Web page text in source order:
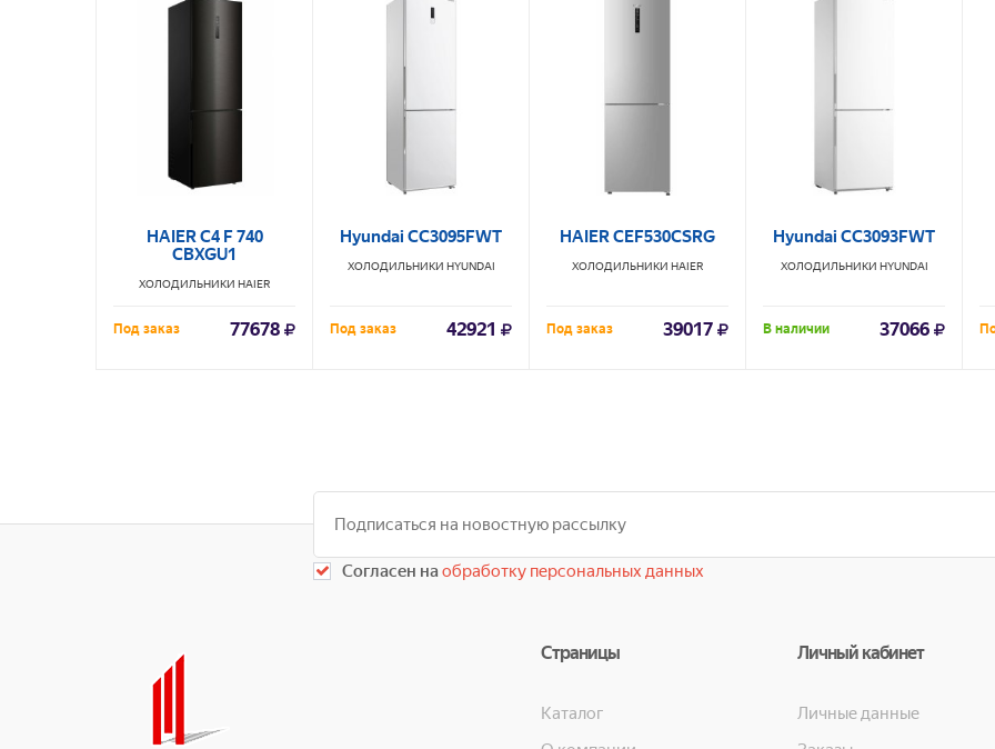
HAIER C4 F 740
CBXGU1
ХОЛОДИЛЬНИКИ HAIER
Под заказ 77678
Hyundai CC3095FWT
ХОЛОДИЛЬНИКИ HYUNDAI
Под заказ 42921
HAIER CEF530CSRG
ХОЛОДИЛЬНИКИ HAIER
Под заказ 39017
Hyundai CC3093FWT
ХОЛОДИЛЬНИКИ HYUNDAI
В наличии 37066
Согласен наобработку персональных данных
Страницы
Каталог
Личный кабинет
Личные данные